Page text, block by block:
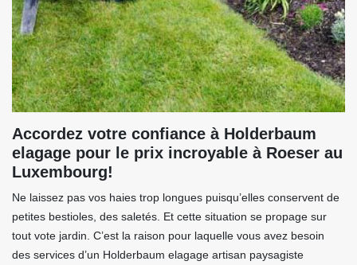
Accordez votre confiance à Holderbaum
elagage pour le prix incroyable à Roeser au
Luxembourg!
Ne laissez pas vos haies trop longues puisqu’elles conservent de
petites bestioles, des saletés. Et cette situation se propage sur
tout vote jardin. C’est la raison pour laquelle vous avez besoin
des services d’un Holderbaum elagage artisan paysagiste